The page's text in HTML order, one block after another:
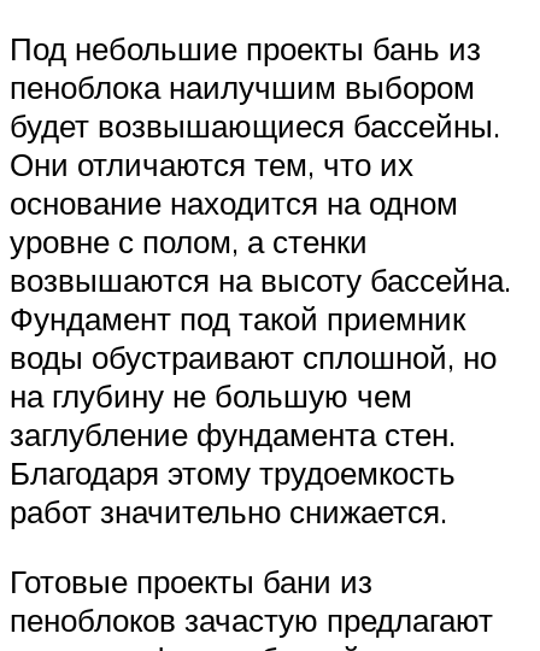
Под небольшие проекты бань из
пеноблока наилучшим выбором
будет возвышающиеся бассейны.
Они отличаются тем, что их
основание находится на одном
уровне с полом, а стенки
возвышаются на высоту бассейна.
Фундамент под такой приемник
воды обустраивают сплошной, но
на глубину не большую чем
заглубление фундамента стен.
Благодаря этому трудоемкость
работ значительно снижается.
Готовые проекты бани из
пеноблоков зачастую предлагают